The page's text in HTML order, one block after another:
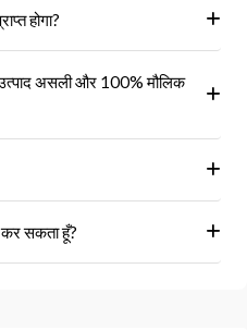
होगा?
असली और 100% मौलिक
सकता हूँ?